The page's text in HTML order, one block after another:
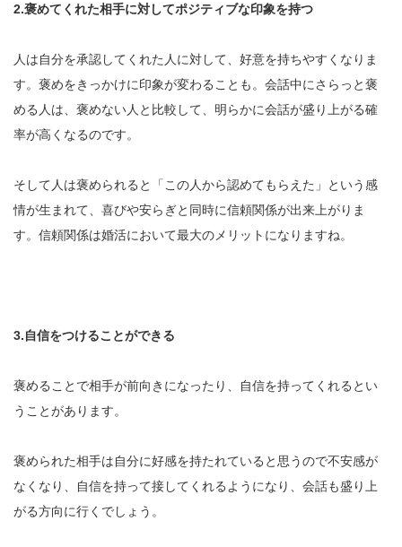
2.褒めてくれた相手に対してポジティブな印象を持つ
人は自分を承認してくれた人に対して、好意を持ちやすくなりま
す。褒めをきっかけに印象が変わることも。会話中にさらっと褒
める人は、褒めない人と比較して、明らかに会話が盛り上がる確
率が高くなるのです。
そして人は褒められると「この人から認めてもらえた」という感
情が生まれて、喜びや安らぎと同時に信頼関係が出来上がりま
す。信頼関係は婚活において最大のメリットになりますね。
3.自信をつけることができる
褒めることで相手が前向きになったり、自信を持ってくれるとい
うことがあります。
褒められた相手は自分に好感を持たれていると思うので不安感が
なくなり、自信を持って接してくれるようになり、会話も盛り上
がる方向に行くでしょう。